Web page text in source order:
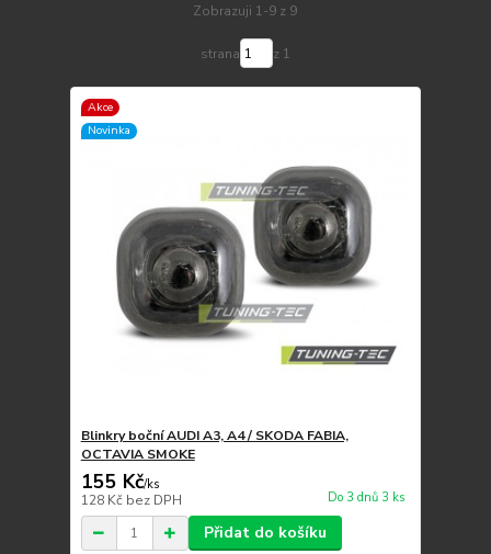
Zobrazuji 1-9 z 9
strana z 1
Akce
Novinka
Blinkry boční AUDI A3, A4 / SKODA FABIA,
OCTAVIA SMOKE
155 Kč/ks
128 Kč bez DPH Do 3 dnů 3 ks
Přidat do košíku